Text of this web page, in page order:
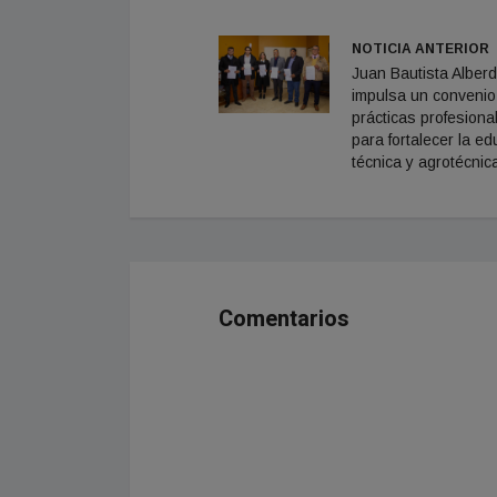
NOTICIA ANTERIOR
Juan Bautista
impulsa un
prácticas
para fortalecer la
técnica y
Comentarios